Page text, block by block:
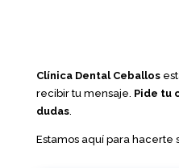
Clínica Dental Ceballos
recibir tu mensaje. Pide tu
dudas.
Estamos aquí para hacerte